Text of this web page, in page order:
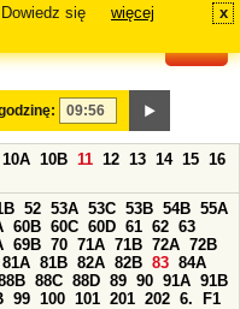
się
więcej x
10A 10B 11 12 13 14 15 16
52 53A 53C 53B 54B 55A
60B 60C 60D 61 62 63
69B 70 71A 71B 72A 72B
81A 81B 82A 82B 83 84A
88C 88D 89 90 91A 91B
99 100 101 201 202 6.
F1